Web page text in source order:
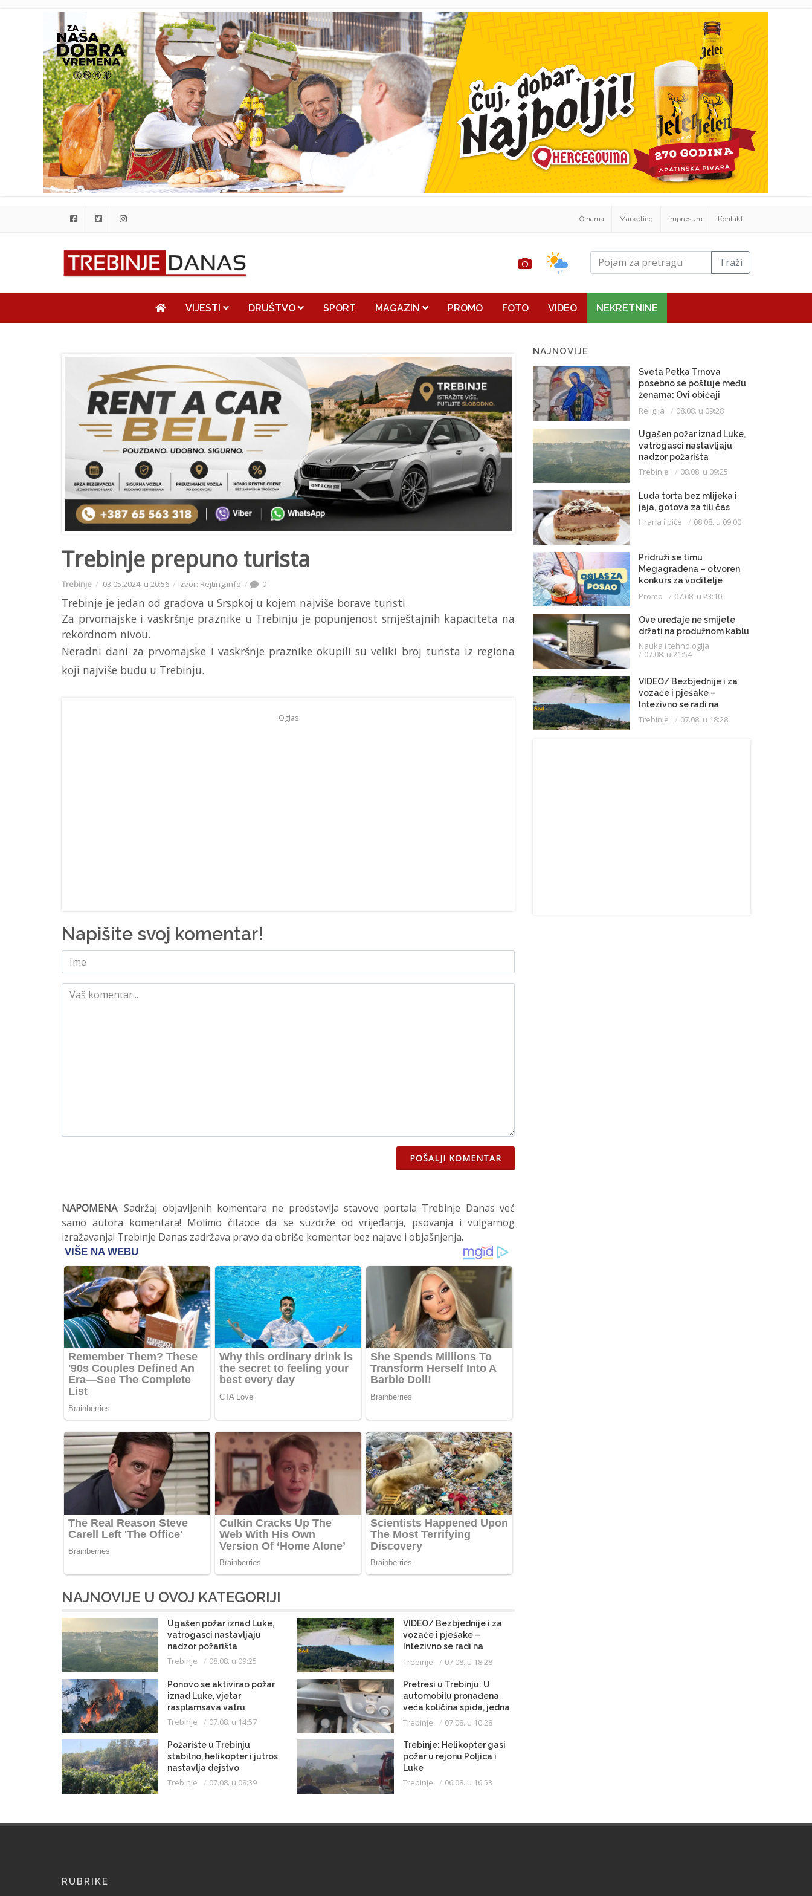
O nama Marketing Impresum Kontakt
Traži
VIJESTI DRUŠTVO SPORT MAGAZIN PROMO FOTO VIDEO NEKRETNINE
Trebinje prepuno turista
Trebinje 03.05.2024. u 20:56 Izvor: Rejting.info 0
Trebinje je jedan od gradova u Srspkoj u kojem najviše borave turisti.
Za prvomajske i vaskršnje praznike u Trebinju je popunjenost smještajnih kapaciteta na
rekordnom nivou.
Neradni dani za prvomajske i vaskršnje praznike okupili su veliki broj turista iz regiona
koji najviše budu u Trebinju.
Oglas
Napišite svoj komentar!
POŠALJI KOMENTAR
NAPOMENA: Sadržaj objavljenih komentara ne predstavlja stavove portala Trebinje Danas već
samo autora komentara! Molimo čitaoce da se suzdrže od vrijeđanja, psovanja i vulgarnog
izražavanja! Trebinje Danas zadržava pravo da obriše komentar bez najave i objašnjenja.
NAJNOVIJE U OVOJ KATEGORIJI
Ugašen požar iznad Luke,
vatrogasci nastavljaju
nadzor požarišta
Trebinje 08.08. u 09:25
VIDEO/ Bezbjednije i za
vozače i pješake –
Intezivno se radi na
proširenju saobraćajnice
Trebinje 07.08. u 18:28
Ponovo se aktivirao požar
iznad Luke, vjetar
rasplamsava vatru
Trebinje 07.08. u 14:57
Pretresi u Trebinju: U
automobilu pronađena
veća količina spida, jedna
osoba uhapšena
Trebinje 07.08. u 10:28
Požarište u Trebinju
stabilno, helikopter i jutros
nastavlja dejstvo
Trebinje 07.08. u 08:39
Trebinje: Helikopter gasi
požar u rejonu Poljica i
Luke
Trebinje 06.08. u 16:53
NAJNOVIJE
Sveta Petka Trnova
posebno se poštuje među
ženama: Ovi običaji
vijekovima se čuvaju
Religija 08.08. u 09:28
Ugašen požar iznad Luke,
vatrogasci nastavljaju
nadzor požarišta
Trebinje 08.08. u 09:25
Luda torta bez mlijeka i
jaja, gotova za tili čas
Hrana i piće 08.08. u 09:00
Pridruži se timu
Megagradena – otvoren
konkurs za voditelje
gradilišta
Promo 07.08. u 23:10
Ove uređaje ne smijete
držati na produžnom kablu
Nauka i tehnologija
07.08. u 21:54
VIDEO/ Bezbjednije i za
vozače i pješake –
Intezivno se radi na
proširenju saobraćajnice
Trebinje 07.08. u 18:28
RUBRIKE